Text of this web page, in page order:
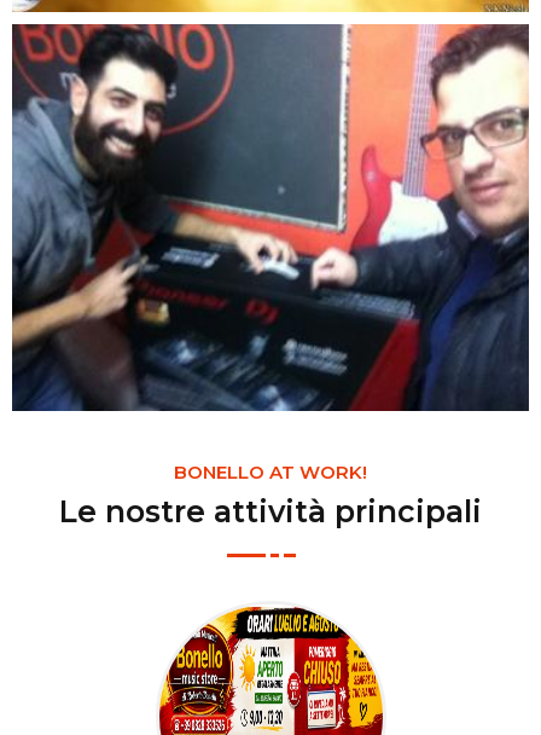
BONELLO AT WORK!
Le nostre attività principali